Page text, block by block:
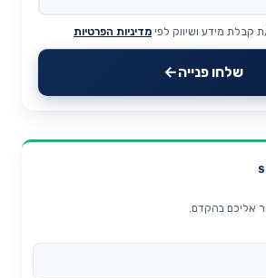
קבלת מידע ושיווק לפי מדיניות הפרטיות
שלחו פנייה
אליכם בהקדם.